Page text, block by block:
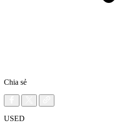
Chia sẻ
USED